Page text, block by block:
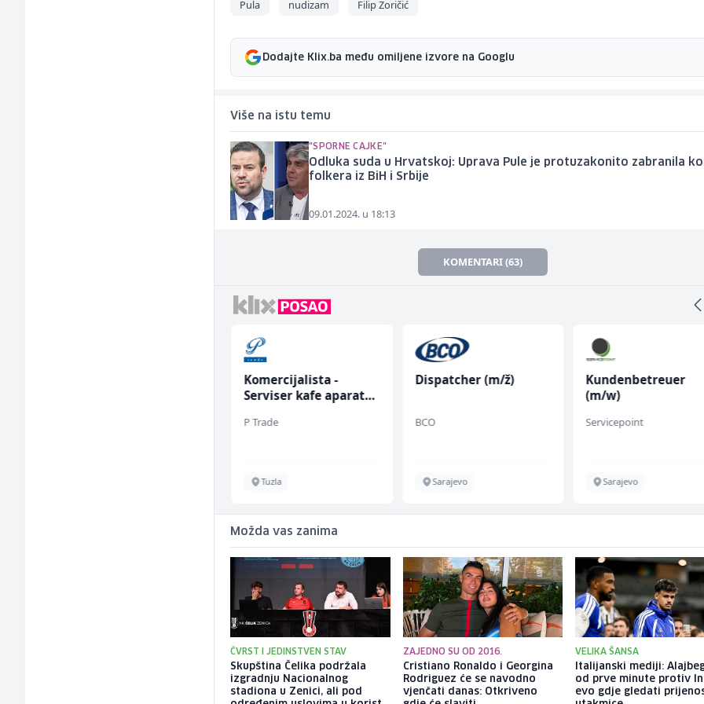
Pula nudizam Filip Zoričić
Dodajte Klix.ba među omiljene izvore na Googlu
Više na istu temu
"SPORNE CAJKE"
Odluka suda u Hrvatskoj: Uprava Pule je protuzakonito zabranila
folkera iz BiH i Srbije
09.01.2024. u 18:13
KOMENTARI (63)
Dispatcher (m/ž)
BCO
Sarajevo
Kundenbetreuer
Servicepoint
Sarajevo
Radnik u proizvodnji
(m/ž)
Conty Plus
Sarajevo
Možda vas zanima
ČVRST I JEDINSTVEN STAV
Skupština Čelika podržala
izgradnju Nacionalnog
stadiona u Zenici, ali pod
ZAJEDNO SU OD 2016.
Cristiano Ronaldo i Georgina
Rodriguez će se navodno
vjenčati danas: Otkriveno
VELIKA ŠANSA
Italijanski mediji:
od prve minute protiv
evo gdje gledati